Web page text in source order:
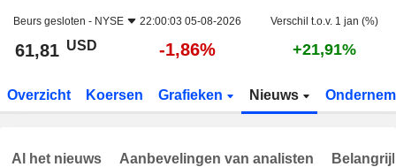
Beurs gesloten - NYSE 22:00:03 05-08-2026 Verschil t.o.v. 1 jan (%)
61,81 USD -1,86% +21,91%
Overzicht Koersen Grafieken Nieuws
Al het nieuws Aanbevelingen van analisten